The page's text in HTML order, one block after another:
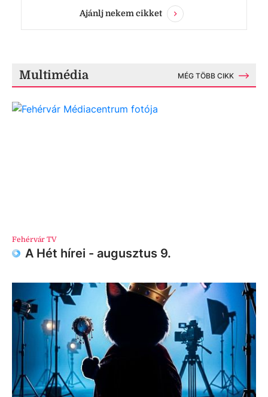
Ajánlj nekem cikket
Multimédia MÉG TÖBB CIKK
Fehérvár TV
A Hét hírei - augusztus 9.